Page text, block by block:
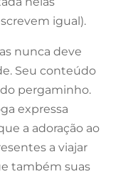
igual).
nunca deve
Seu conteúdo
pergaminho.
expressa
a adoração ao
a viajar
também suas